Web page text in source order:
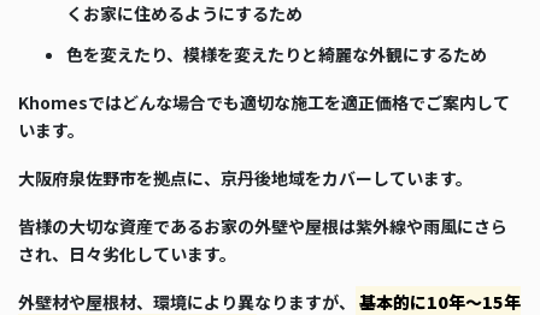
くお家に住めるようにするため
色を変えたり、模様を変えたりと綺麗な外観にするため
Khomesではどんな場合でも適切な施工を適正価格でご案内して
います。
大阪府泉佐野市を拠点に、京丹後地域をカバーしています。
皆様の大切な資産であるお家の外壁や屋根は紫外線や雨風にさら
され、日々劣化しています。
外壁材や屋根材、環境により異なりますが、 基本的に10年～15年